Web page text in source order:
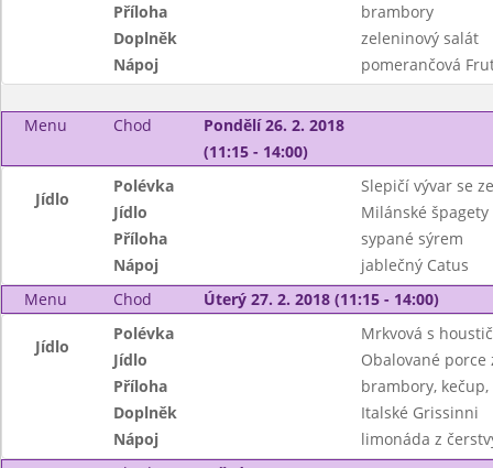
Příloha
brambory
Doplněk
zeleninový salát
Nápoj
pomerančová
Menu Chod
Pondělí 26. 2. 2018
(11:15 - 14:00)
Jídlo
Polévka
Slepičí vývar se
Jídlo
Milánské
Příloha
sypané sýrem
Nápoj
jablečný Catus
Menu
Chod Úterý 27. 2. 2018 (11:15 - 14:00)
Jídlo
Polévka
Mrkvová s
Jídlo
Obalované porce
Příloha
brambory,
Doplněk
Italské Grissinni
Nápoj
limonáda z